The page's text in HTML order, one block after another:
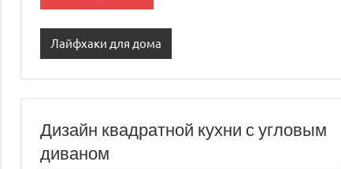
Лайфхаки для дома
Дизайн квадратной кухни с угловым
диваном